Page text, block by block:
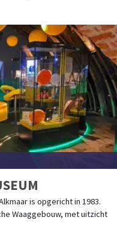
is opgericht in 1983.
Waaggebouw, met uitzicht